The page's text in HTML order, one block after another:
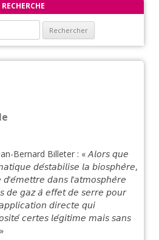
RECHERCHE
Bernard Billeter : « 𝘈𝘭𝘰𝘳𝘴 𝘲𝘶𝘦
𝘥𝘦́𝘴𝘵𝘢𝘣𝘪𝘭𝘪𝘴𝘦 𝘭𝘢 𝘣𝘪𝘰𝘴𝘱𝘩𝘦̀𝘳𝘦,
𝘥’𝘦́𝘮𝘦𝘵𝘵𝘳𝘦 𝘥𝘢𝘯𝘴 𝘭’𝘢𝘵𝘮𝘰𝘴𝘱𝘩𝘦̀𝘳𝘦
𝘥𝘦 𝘨𝘢𝘻 𝘢̀ 𝘦𝘧𝘧𝘦𝘵 𝘥𝘦 𝘴𝘦𝘳𝘳𝘦 𝘱𝘰𝘶𝘳
𝘥𝘪𝘳𝘦𝘤𝘵𝘦 𝘲𝘶𝘪
𝘤𝘦𝘳𝘵𝘦𝘴 𝘭𝘦́𝘨𝘪𝘵𝘪𝘮𝘦 𝘮𝘢𝘪𝘴 𝘴𝘢𝘯𝘴